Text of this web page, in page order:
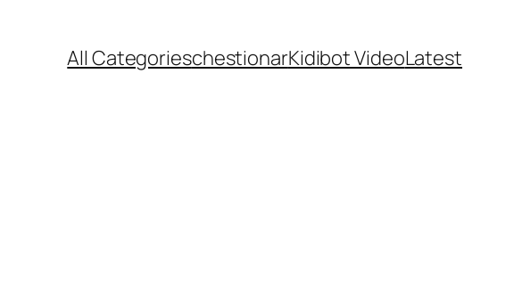
All CategorieschestionarKidibot VideoLatest